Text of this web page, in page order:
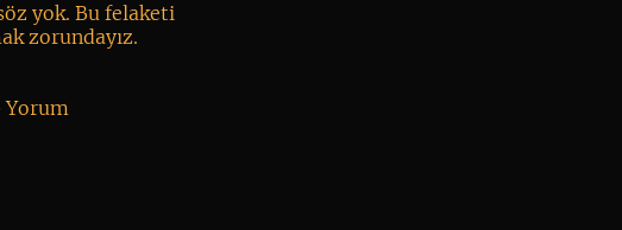
yok. Bu felaketi
zorundayız.
Yorum